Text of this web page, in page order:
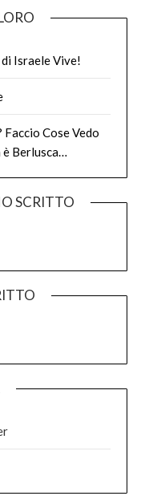
Israele Vive!
Cose Vedo
è Berlusca…
SCRITTO